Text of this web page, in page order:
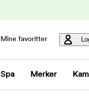
Mine favoritter
Spa Merker